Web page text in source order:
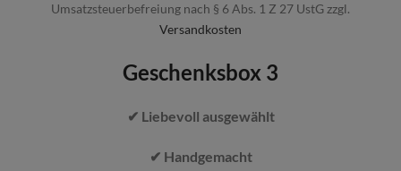
Umsatzsteuerbefreiung nach § 6 Abs. 1 Z 27 UstG zzgl.
Versandkosten
Geschenksbox 3
✔ Liebevoll ausgewählt
✔ Handgemacht